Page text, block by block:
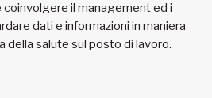
coinvolgere il management ed i
dati e informazioni in maniera
della salute sul posto di lavoro.